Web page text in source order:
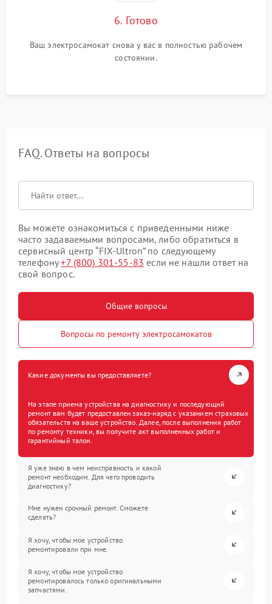
6. Готово
Ваш электросамокат снова у вас в полностью рабочем
состоянии.
FAQ. Ответы на вопросы
Вы можете ознакомиться с приведенными ниже
часто задаваемыми вопросами, либо обратиться в
сервисный центр “FIX-Ultron” по следующему
телефону+7 (800) 301-55-83 если не нашли ответ на
свой вопрос.
Общие вопросы
Вопросы по ремонту электросамокатов
Какие документы вы предоставляете?
На этапе приема устройства на диагностику и последующий
ремонт вам будет предоставлен заказ-наряд с указанием страховых
обязательств на ваше устройство. Далее, после выполнения работ
по ремонту техники, вы получите акт выполненных работ и
гарантийный талон.
Я уже знаю в чем неисправность и какой
ремонт необходим. Для чего проводить
диагностику?
Мне нужен срочный ремонт. Сможете
сделать?
Я хочу, чтобы мое устройство
ремонтировали при мне.
Я хочу, чтобы мое устройство
ремонтировалось только оригинальными
запчастями.